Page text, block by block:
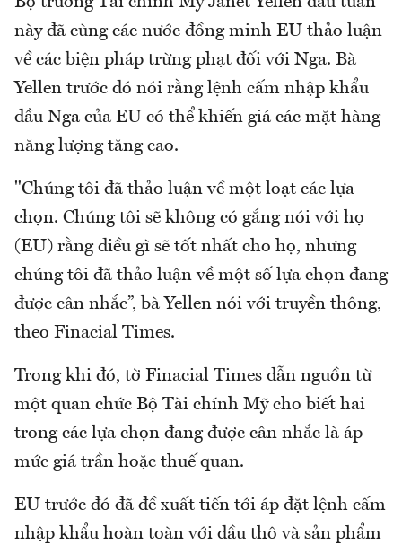
này đã cùng các nước đồng minh EU thảo luận
về các biện pháp trừng phạt đối với Nga. Bà
Yellen trước đó nói rằng lệnh cấm nhập khẩu
dầu Nga của EU có thể khiến giá các mặt hàng
năng lượng tăng cao.
"Chúng tôi đã thảo luận về một loạt các lựa
chọn. Chúng tôi sẽ không có gắng nói với họ
(EU) rằng điều gì sẽ tốt nhất cho họ, nhưng
chúng tôi đã thảo luận về một số lựa chọn đang
được cân nhắc”, bà Yellen nói với truyền thông,
theo Finacial Times.
Trong khi đó, tờ Finacial Times dẫn nguồn từ
một quan chức Bộ Tài chính Mỹ cho biết hai
trong các lựa chọn đang được cân nhắc là áp
mức giá trần hoặc thuế quan.
EU trước đó đã đề xuất tiến tới áp đặt lệnh cấm
nhập khẩu hoàn toàn với dầu thô và sản phẩm